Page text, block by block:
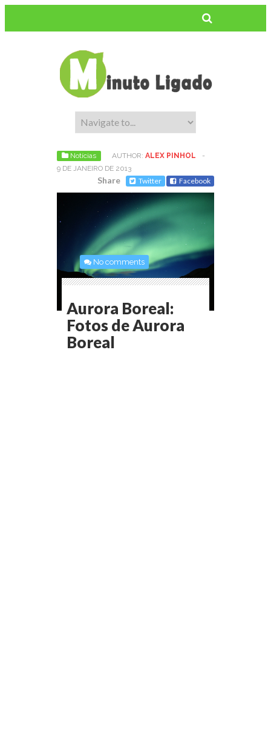
Notícias AUTHOR: ALEX PINHOL
-
9 DE JANEIRO DE 2013
Share Twitter Facebook
No comments
Aurora Boreal:
Fotos de Aurora
Boreal